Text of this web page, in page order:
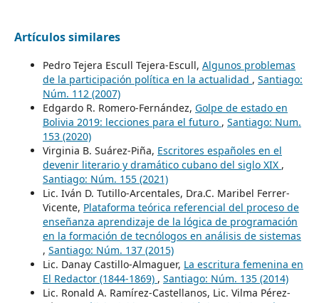
Artículos similares
Pedro Tejera Escull Tejera-Escull, Algunos problemas
de la participación política en la actualidad , Santiago:
Núm. 112 (2007)
Edgardo R. Romero-Fernández, Golpe de estado en
Bolivia 2019: lecciones para el futuro , Santiago: Num.
153 (2020)
Virginia B. Suárez-Piña, Escritores españoles en el
devenir literario y dramático cubano del siglo XIX ,
Santiago: Núm. 155 (2021)
Lic. Iván D. Tutillo-Arcentales, Dra.C. Maribel Ferrer-
Vicente, Plataforma teórica referencial del proceso de
enseñanza aprendizaje de la lógica de programación
en la formación de tecnólogos en análisis de sistemas
, Santiago: Núm. 137 (2015)
Lic. Danay Castillo-Almaguer, La escritura femenina en
El Redactor (1844-1869) , Santiago: Núm. 135 (2014)
Lic. Ronald A. Ramírez-Castellanos, Lic. Vilma Pérez-